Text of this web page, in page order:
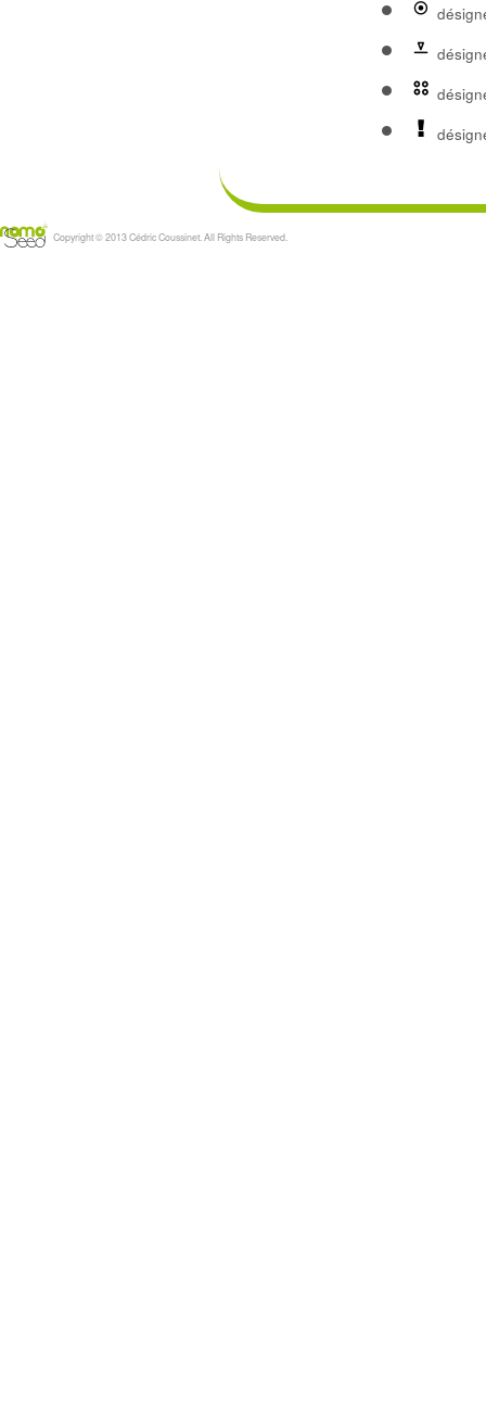
Copyright © 2013 Cédric Coussinet. All Rights Reserved.